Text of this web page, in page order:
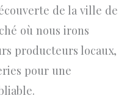
de la ville de
où nous irons
producteurs locaux,
pour une